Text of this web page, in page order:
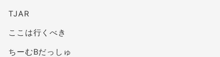
TJAR
ここは行くべき
ちーむBだっしゅ